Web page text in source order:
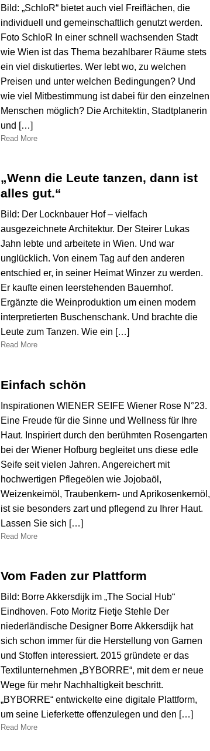
Bild: „SchloR“ bietet auch viel Freiflächen, die
individuell und gemeinschaftlich genutzt werden.
Foto SchloR In einer schnell wachsenden Stadt
wie Wien ist das Thema bezahlbarer Räume stets
ein viel diskutiertes. Wer lebt wo, zu welchen
Preisen und unter welchen Bedingungen? Und
wie viel Mitbestimmung ist dabei für den einzelnen
Menschen möglich? Die Architektin, Stadtplanerin
und […]
Read More
„Wenn die Leute tanzen, dann ist
alles gut.“
Bild: Der Locknbauer Hof – vielfach
ausgezeichnete Architektur. Der Steirer Lukas
Jahn lebte und arbeitete in Wien. Und war
unglücklich. Von einem Tag auf den anderen
entschied er, in seiner Heimat Winzer zu werden.
Er kaufte einen leerstehenden Bauernhof.
Ergänzte die Weinproduktion um einen modern
interpretierten Buschenschank. Und brachte die
Leute zum Tanzen. Wie ein […]
Read More
Einfach schön
Inspirationen WIENER SEIFE Wiener Rose N°23.
Eine Freude für die Sinne und Wellness für Ihre
Haut. Inspiriert durch den berühmten Rosengarten
bei der Wiener Hofburg begleitet uns diese edle
Seife seit vielen Jahren. Angereichert mit
hochwertigen Pflegeölen wie Jojobaöl,
Weizenkeimöl, Traubenkern- und Aprikosenkernöl,
ist sie besonders zart und pflegend zu Ihrer Haut.
Lassen Sie sich […]
Read More
Vom Faden zur Plattform
Bild: Borre Akkersdijk im „The Social Hub“
Eindhoven. Foto Moritz Fietje Stehle Der
niederländische Designer Borre Akkersdijk hat
sich schon immer für die Herstellung von Garnen
und Stoffen interessiert. 2015 gründete er das
Textilunternehmen „BYBORRE“, mit dem er neue
Wege für mehr Nachhaltigkeit beschritt.
„BYBORRE“ entwickelte eine digitale Plattform,
um seine Lieferkette offenzulegen und den […]
Read More